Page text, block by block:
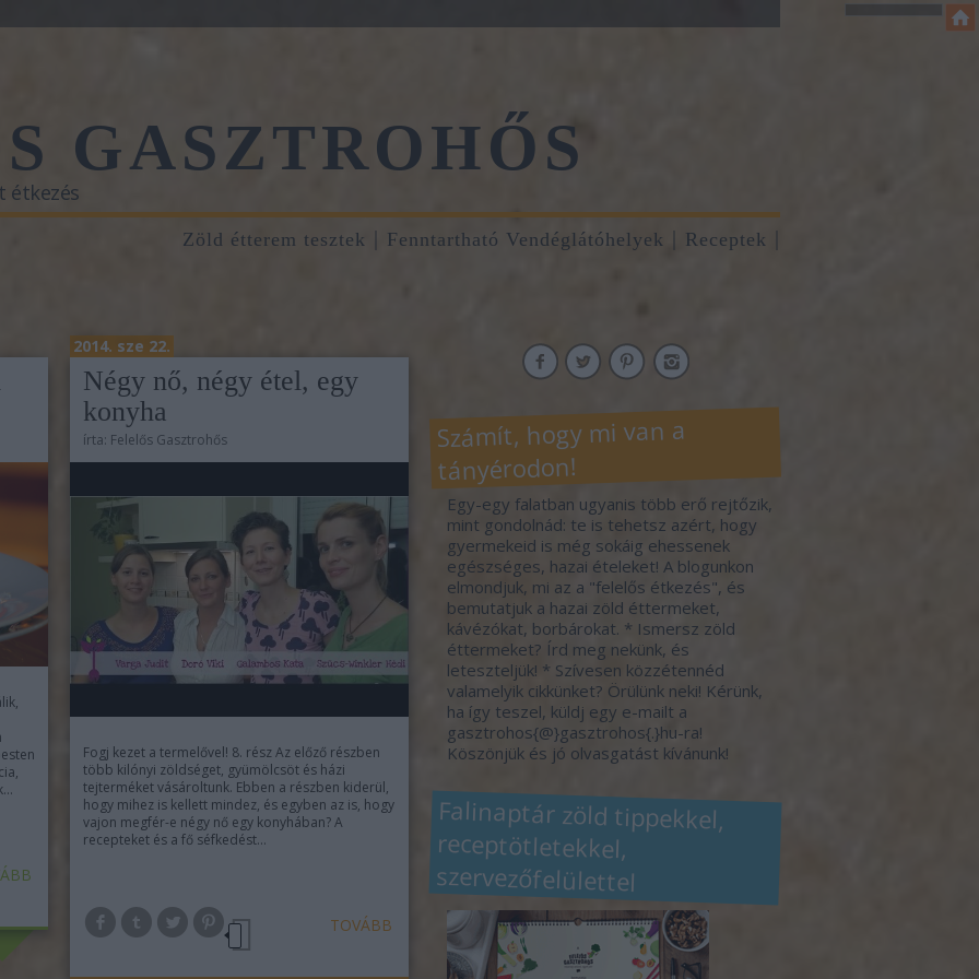
GASZTROHŐS
étkezés
Zöld étterem tesztek Fenntartható Vendéglátóhelyek Receptek
2014. sze 22.
Négy nő, négy étel, egy
konyha
írta: Felelős Gasztrohős
Fogj kezet a termelővel! 8. rész Az előző részben
több kilónyi zöldséget, gyümölcsöt és házi
tejterméket vásároltunk. Ebben a részben kiderül,
hogy mihez is kellett mindez, és egyben az is, hogy
vajon megfér-e négy nő egy konyhában? A
recepteket és a fő séfkedést…
TOVÁBB
Számít, hogy mi van a
tányérodon!
Egy-egy falatban ugyanis több erő rejtőzik,
mint gondolnád: te is tehetsz azért, hogy
gyermekeid is még sokáig ehessenek
egészséges, hazai ételeket! A blogunkon
elmondjuk, mi az a "felelős étkezés", és
bemutatjuk a hazai zöld éttermeket,
kávézókat, borbárokat. * Ismersz zöld
éttermeket? Írd meg nekünk, és
leteszteljük! * Szívesen közzétennéd
valamelyik cikkünket? Örülünk neki! Kérünk,
ha így teszel, küldj egy e-mailt a
gasztrohos{@}gasztrohos{.}hu-ra!
Köszönjük és jó olvasgatást kívánunk!
Falinaptár zöld tippekkel,
receptötletekkel,
szervezőfelülettel